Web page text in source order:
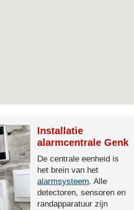
Installatie
alarmcentrale Genk
De centrale eenheid is
het brein van het
alarmsysteem. Alle
detectoren, sensoren en
randapparatuur zijn